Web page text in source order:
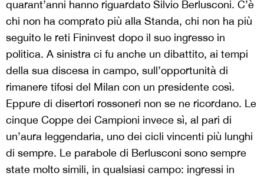
quarant’anni hanno riguardato Silvio Berlusconi. C’è
chi non ha comprato più alla Standa, chi non ha più
seguito le reti Fininvest dopo il suo ingresso in
politica. A sinistra ci fu anche un dibattito, ai tempi
della sua discesa in campo, sull’opportunità di
rimanere tifosi del Milan con un presidente così.
Eppure di disertori rossoneri non se ne ricordano. Le
cinque Coppe dei Campioni invece sì, al pari di
un’aura leggendaria, uno dei cicli vincenti più lunghi
di sempre. Le parabole di Berlusconi sono sempre
state molto simili, in qualsiasi campo: ingressi in